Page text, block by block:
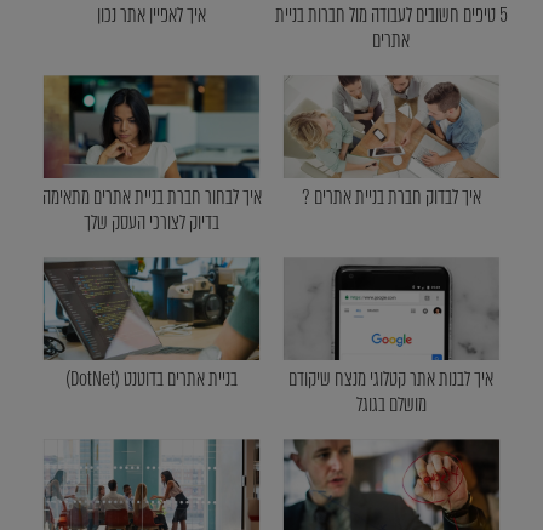
5 טיפים חשובים לעבודה מול חברות בניית
אתרים
איך לאפיין אתר נכון
איך לבדוק חברת בניית אתרים ?
איך לבחור חברת בניית אתרים מתאימה
בדיוק לצורכי העסק שלך
איך לבנות אתר קטלוגי מנצח שיקודם
מושלם בגוגל
בניית אתרים בדוטנט (DotNet)